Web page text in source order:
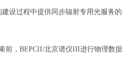
设过程中提供同步辐射专用光服务的
前，BEPCII/北京谱仪III进行物理数据